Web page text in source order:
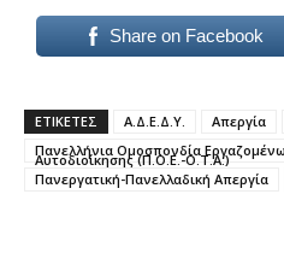
Share on Facebook
ΕΤΙΚΕΤΕΣ Α.Δ.Ε.Δ.Υ. Απεργία
Πανελλήνια Ομοσπονδία
Αυτοδιοίκησης (Π.Ο.Ε.-Ο.Τ.Α.)
Πανεργατική-Πανελλαδική Απεργία